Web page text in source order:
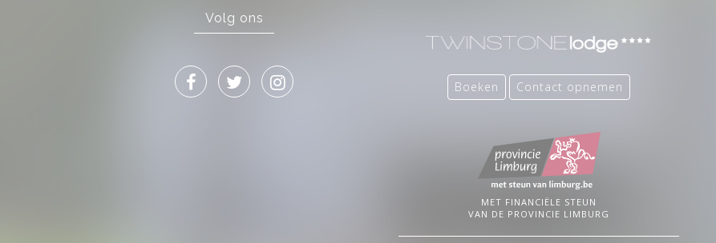
Volg ons
Boeken Contact opnemen
MET FINANCIËLE STEUN
VAN DE PROVINCIE LIMBURG